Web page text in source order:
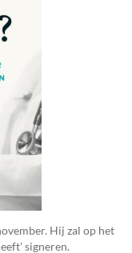
Hij zal op het
signeren.